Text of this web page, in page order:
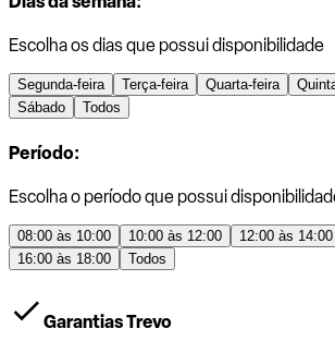
Escolha os dias que possui disponibilidade
Segunda-feira Terça-feira Quarta-feira
Sábado
Todos
Período:
Escolha o período que possui
08:00 às 10:00 10:00 às 12:00 12:00 às 14:00
16:00 às 18:00
Todos
Garantias Trevo